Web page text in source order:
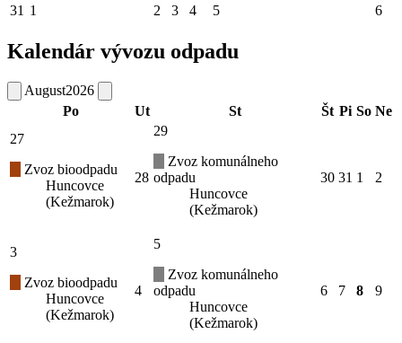
31 1 2 3 4 5 6
Kalendár vývozu odpadu
August2026
Po
Ut St Št Pi So Ne
27
Zvoz bioodpadu
Huncovce
(Kežmarok)
28
29
Zvoz komunálneho
odpadu
Huncovce
(Kežmarok)
30 31 1 2
3
Zvoz bioodpadu
Huncovce
(Kežmarok)
4
5
Zvoz komunálneho
odpadu
Huncovce
(Kežmarok)
6 7 8 9